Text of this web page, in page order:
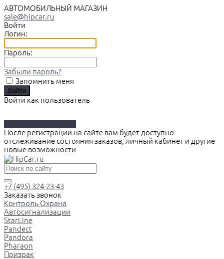
АВТОМОБИЛЬНЫЙ МАГАЗИН
sale@hipcar.ru
Войти
Логин:
Пароль:
Забыли пароль?
Запомнить меня
Войти как пользователь
После регистрации на сайте вам будет доступно
отслеживание состояния заказов, личный кабинет и другие
новые возможности
+7 (495) 324-23-43
Заказать звонок
Контроль Охрана
Автосигнализации
StarLine
Pandect
Pandora
Pharaon
Призрак